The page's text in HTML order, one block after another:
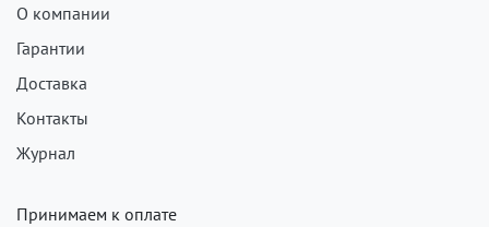
О компании
Гарантии
Доставка
Контакты
Журнал
Принимаем к оплате